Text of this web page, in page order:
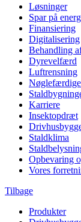
Løsninger
Spar på
Finansiering
Digitalisering
Behandling
Dyrevelfærd
Luftrensning
Karriere
Insektopdræt
Staldklima
Opbevaring
Vores
Tilbage
Produkter